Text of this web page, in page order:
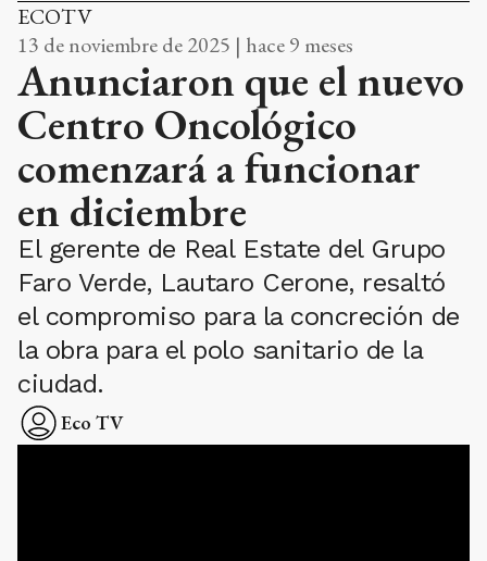
ECOTV
13 de noviembre de 2025 | hace 9 meses
Anunciaron que el nuevo
Centro Oncológico
comenzará a funcionar
en diciembre
El gerente de Real Estate del Grupo
Faro Verde, Lautaro Cerone, resaltó
el compromiso para la concreción de
la obra para el polo sanitario de la
ciudad.
Eco TV